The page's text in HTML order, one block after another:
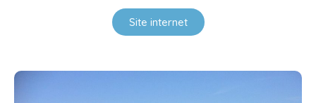
Site internet